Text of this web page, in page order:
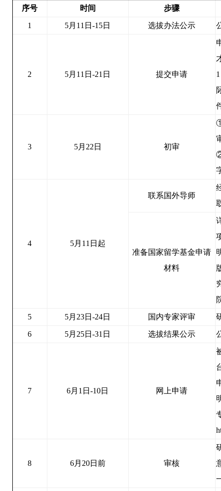
序号 时间 步骤
1 5月11日-15日 选拔办法公示
2 5月11日-21日 提交申请
3 5月22日 初审
4 5月11日起
联系国外导师
准备国家留学基金申请
材料
5 5月23日-24日 国内专家评审
6 5月25日-31日 选拔结果公示
7 6月1日-10日 网上申请
8 6月20日前 审核